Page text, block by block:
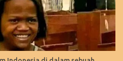
keindahannya. Tapi yah,
pengen ke Perancis. Hehehe.
bahasa Perancis. Kalo
enggak sengaja nonton acara
lupa! :p). Eiffel, i'm in love!